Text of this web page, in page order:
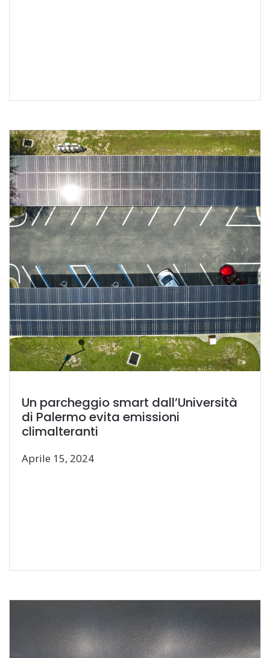
Un parcheggio smart dall’Università
di Palermo evita emissioni
climalteranti
Aprile 15, 2024